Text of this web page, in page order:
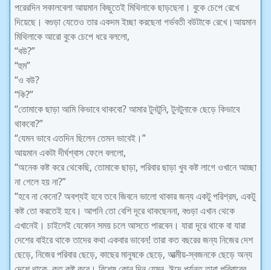
পরেরদিন সকালবেলা আয়মান কিছুতেই মিথিলাকে ছাড়ছেনা। বুকে চেপে রেখে
দিয়েছে। বগুড়া যেতেও তার একদম ইচ্ছা করছেনা গর্ভবতী বউটাকে রেখে।আয়মান
মিথিলাকে আরো বুকে চেপে ধরে বললো,
“বউ?”
“হুম”
“ও বউ?
“কি?”
“তোমাকে ছাড়া আমি কিভাবে থাকবো? আমার টুনটুনি, টুনটুনাকে ছেড়ে কিভাবে
থাকবো?”
“যেমন ভাবে এতদিন ছিলেন তেমন ভাবেই।”
আয়মান একটা দীর্ঘশ্বাস ফেলে বললো,
“অনেক কষ্ট করে থেকেছি, তোমাকে ছাড়া, পরিবার ছাড়া খুব কষ্ট লাগে ওখানে আচ্ছা
না গেলে হয় না?”
“হবে না কেনো? অবশ্যই হবে তবে জিবনে ভালো থাকার জন্য একটু পরিশ্রম, একটু
কষ্ট তো করতেই হবে। আপনি তো বেশি দূরে থাকছেননা, বগুড়া এখান থেকে
এখানেই। চাইলেই যেকোন সময় চলে আসতে পারবেন। যারা দূরে থাকে বা যারা
দেশের বাইরে থাকে তাদের কথা একবার ভাবেন! তারা কত বছরের জন্য নিজের দেশ
ছেড়ে, নিজের পরিবার ছেড়ে, কাছের মানুষকে ছেড়ে, আত্মীয়-স্বজনকে ছেড়ে অন্য